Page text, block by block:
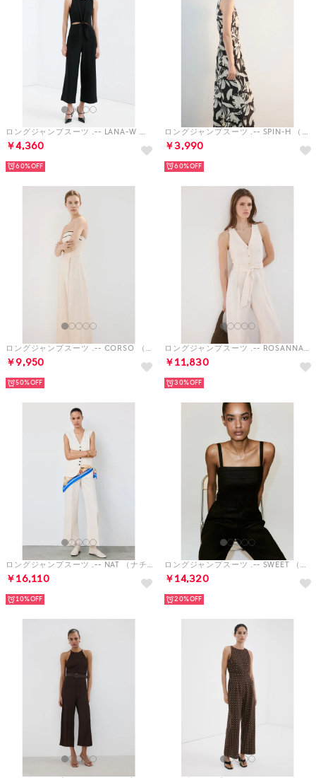
ロングジャンプスーツ .-- LANA-W （ブラック）
￥4,360
60%
ロングジャンプスーツ .-- SPIN-H （ダークブラウン）
￥3,990
60%
ロングジャンプスーツ .-- CORSO （ナチュラルホワイト）
￥9,950
50%
ロングジャンプスーツ .-- ROSANNA （ナチュラルホワイト）
￥11,830
30%
ロングジャンプスーツ .-- NAT （ナチュラルホワイト）
￥16,110
10%
ロングジャンプスーツ .-- SWEET （ブラック）
￥14,320
20%